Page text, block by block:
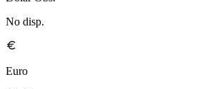
No disp.
Euro